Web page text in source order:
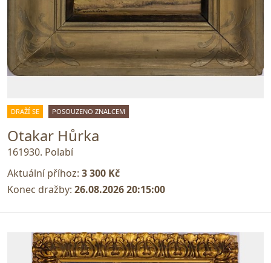
DRAŽÍ SE POSOUZENO ZNALCEM
Otakar Hůrka
161930. Polabí
Aktuální příhoz: 3 300 Kč
Konec dražby: 26.08.2026 20:15:00